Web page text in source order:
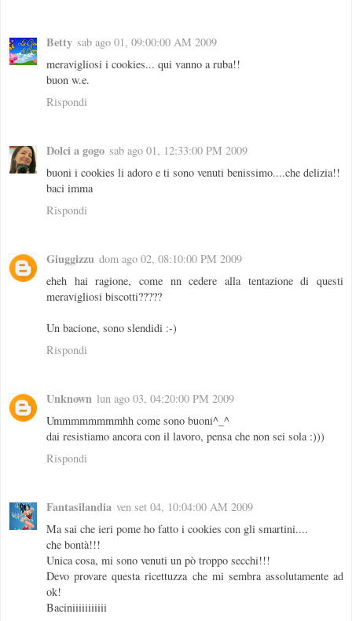
Betty sab ago 01, 09:00:00 AM 2009
meravigliosi i cookies... qui vanno a ruba!!
buon w.e.
Rispondi
Dolci a gogo sab ago 01, 12:33:00 PM 2009
buoni i cookies li adoro e ti sono venuti benissimo....che delizia!!
baci imma
Rispondi
Giuggizzu dom ago 02, 08:10:00 PM 2009
eheh hai ragione, come nn cedere alla tentazione di questi
meravigliosi biscotti?????
Un bacione, sono slendidi :-)
Rispondi
Unknown lun ago 03, 04:20:00 PM 2009
Ummmmmmmmhh come sono buoni^_^
dai resistiamo ancora con il lavoro, pensa che non sei sola :)))
Rispondi
Fantasilandia ven set 04, 10:04:00 AM 2009
Ma sai che ieri pome ho fatto i cookies con gli smartini....
che bontà!!!
Unica cosa, mi sono venuti un pò troppo secchi!!!
Devo provare questa ricettuzza che mi sembra assolutamente ad
ok!
Baciniiiiiiiiiii